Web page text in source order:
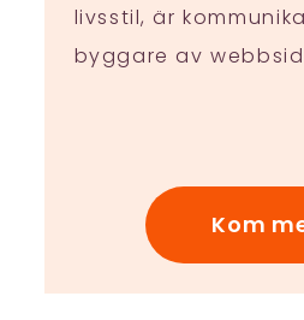
livsstil, är
byggare av
Kom